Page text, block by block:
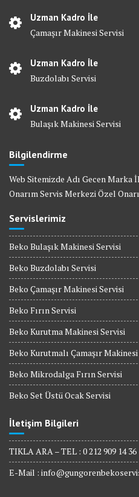
Uzman Kadro İle
Çamaşır Makinesi Servisi
Uzman Kadro İle
Buzdolabı Servisi
Uzman Kadro İle
Bulaşık Makinesi Servisi
Bilgilendirme
Web Sitemizde Adı Gecen
Onarım Servis Merkezi Özel
Servislerimiz
Beko Bulaşık Makinesi Servisi
Beko Buzdolabı Servisi
Beko Çamaşır Makinesi Servisi
Beko Fırın Servisi
Beko Kurutma Makinesi Servisi
Beko Kurutmalı Çamaşır
Beko Mikrodalga Fırın Servisi
Beko Set Üstü Ocak Servisi
İletişim Bilgileri
TIKLA ARA – TEL : 0 212 909 14 36
E-Mail :